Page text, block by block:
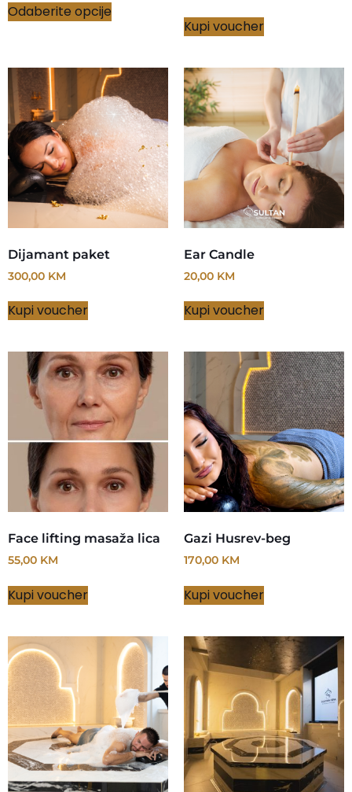
Odaberite opcije
Kupi voucher
Dijamant paket
300,00 KM
Kupi voucher
Ear Candle
20,00 KM
Kupi voucher
Face lifting masaža lica
55,00 KM
Kupi voucher
Gazi Husrev-beg
170,00 KM
Kupi voucher